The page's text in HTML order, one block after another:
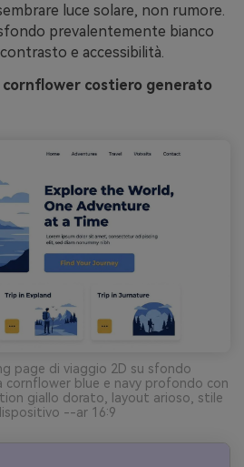
luce solare, non rumore.
prevalentemente bianco
e accessibilità.
cornflower costiero generato
page di viaggio 2D su sfondo
cornflower blue e navy profondo con
giallo dorato, layout arioso, stile
--ar 16:9